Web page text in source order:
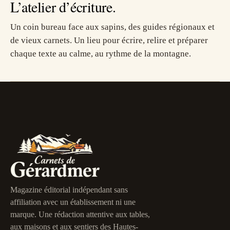
L’atelier d’écriture.
Un coin bureau face aux sapins, des guides régionaux et
de vieux carnets. Un lieu pour écrire, relire et préparer
chaque texte au calme, au rythme de la montagne.
Magazine éditorial indépendant sans
affiliation avec un établissement ni une
marque. Une rédaction attentive aux tables,
aux maisons et aux sentiers des Hautes-